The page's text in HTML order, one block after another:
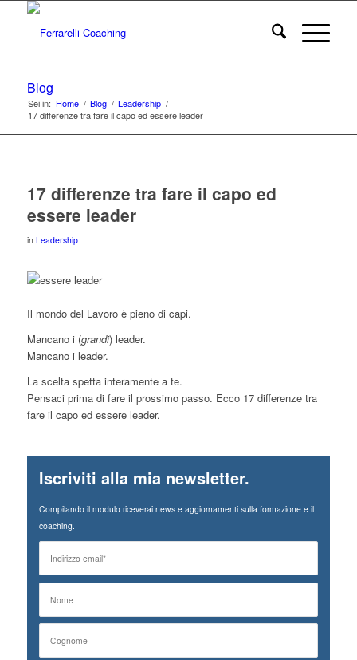
Blog
Sei in: Home / Blog / Leadership /
17 differenze tra fare il capo ed essere leader
17 differenze tra fare il capo ed
essere leader
in Leadership
Il mondo del Lavoro è pieno di capi.
Mancano i (grandi) leader.
Mancano i leader.
La scelta spetta interamente a te.
Pensaci prima di fare il prossimo passo. Ecco 17 differenze tra
fare il capo ed essere leader.
Iscriviti alla mia newsletter.
Compilando il modulo riceverai news e aggiornamenti sulla formazione e il
coaching.